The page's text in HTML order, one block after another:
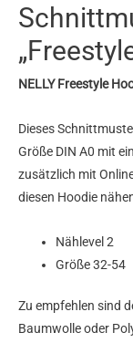
NELLY Freestyle
Dieses
Größe DIN A0 mit
zusätzlich mit
diesen Hoodie
Nählevel 2
Größe 32-54
Zu empfehlen sind
Baumwolle oder